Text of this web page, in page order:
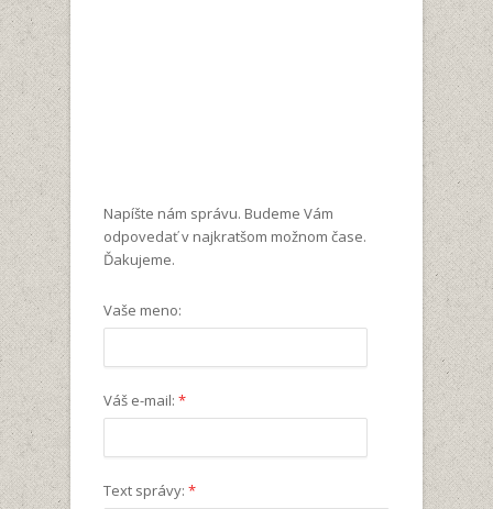
Napíšte nám správu. Budeme Vám
odpovedať v najkratšom možnom čase.
Ďakujeme.
Vaše meno:
Váš e-mail: *
Text správy: *